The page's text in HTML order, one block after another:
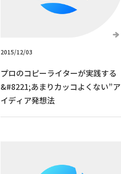
2015/12/03
プロのコピーライターが実践する
&#8221;あまりカッコよくない”ア
イディア発想法